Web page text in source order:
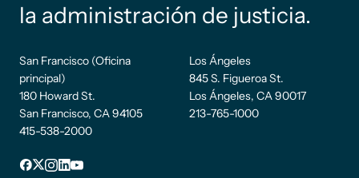
la administración de justicia.
San Francisco (Oficina
principal)
180 Howard St.
San Francisco, CA 94105
415-538-2000
Los Ángeles
845 S. Figueroa St.
Los Ángeles, CA 90017
213-765-1000
Facebook
incógnita
Instagram
LinkedIn
YouTube
Pie de